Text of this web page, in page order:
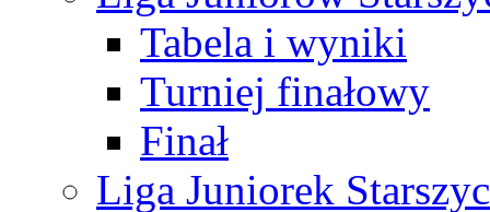
Tabela i wyniki
Turniej finałowy
Finał
Liga Juniorek